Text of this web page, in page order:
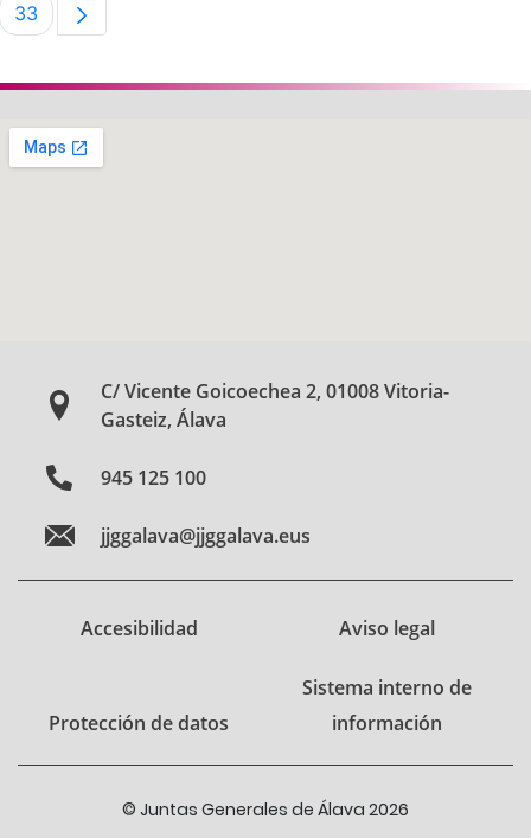
Página
33
C/ Vicente Goicoechea 2, 01008 Vitoria-
Gasteiz, Álava
945 125 100
jjggalava@jjggalava.eus
Accesibilidad Aviso legal
Protección de datos
Sistema interno de
información
© Juntas Generales de Álava 2026